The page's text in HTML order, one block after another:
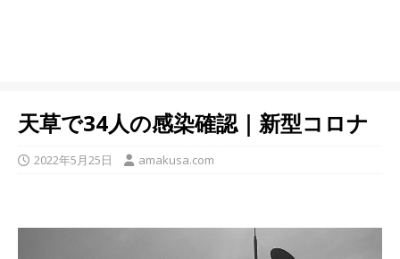
天草で34人の感染確認｜新型コロナ
2022年5月25日 amakusa.com